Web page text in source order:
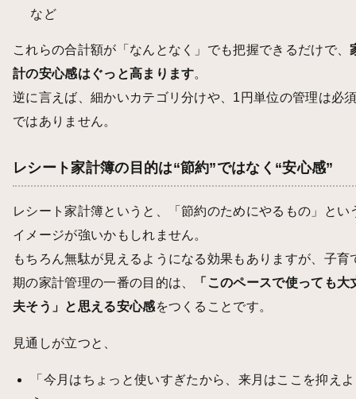
など
これらの合計額が「なんとなく」でも把握できるだけで、
計の安心感はぐっと高まります。
逆に言えば、細かいカテゴリ分けや、1円単位の管理は必
ではありません。
レシート家計簿の目的は“節約”ではなく“安心感”
レシート家計簿というと、「節約のためにやるもの」とい
イメージが強いかもしれません。
もちろん無駄が見えるようになる効果もありますが、子育
期の家計管理の一番の目的は、
「このペースで使っても大
夫そう」と思える安心感をつくることです。
見通しが立つと、
「今月はちょっと使いすぎたから、来月はここを抑えよ